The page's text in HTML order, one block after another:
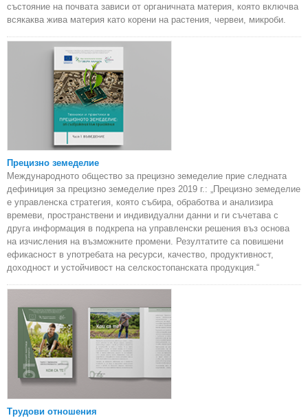
състояние на почвата зависи от органичната материя, която включва
всякаква жива материя като корени на растения, червеи, микроби.
Прецизно земеделие
Международното общество за прецизно земеделие прие следната
дефиниция за прецизно земеделие през 2019 г.: „Прецизно земеделие
е управленска стратегия, която събира, обработва и анализира
времеви, пространствени и индивидуални данни и ги съчетава с
друга информация в подкрепа на управленски решения въз основа
на изчисления на възможните промени. Резултатите са повишени
ефикасност в употребата на ресурси, качество, продуктивност,
доходност и устойчивост на селскостопанската продукция.“
Трудови отношения